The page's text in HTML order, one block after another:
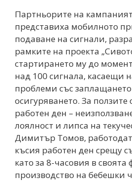
Партньорите на
представиха мобилното
подаване на сигнали,
рамките на проекта
стартирането му до
над 100 сигнала, касаещи
проблеми със
осигуряването. За ползите
работен ден –
лоялност и липса на
Димитър Томов,
късия работен ден срещу
като за 8-часовия в своята
производство на бебешки